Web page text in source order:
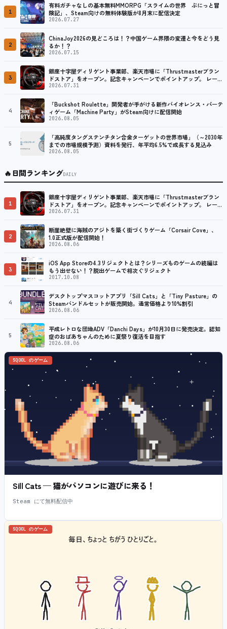
1
有料ガチャなしの基本無料MMORPG「スライムの世界 ぷにっと冒
険記」、Steam向けの無料体験版が8月末に配信決定
2026.07.27
2
ChinaJoy2026の見どころは！？中国ゲーム界隈の変遷と今をどう見
るか！？
2026.07.15
3
銀座十字屋ディリゲント事業部、楽天市場に「Thrustmasterブラン
ドストア」をオープン。記念キャンペーンでポイントアップ。 レーシ
ング／フライトシム向けコントローラーを中心に、幅広くラインナッ
2026.07.31
4
「Buckshot Roulette」開発者が手がける新作バイオレンス・パーテ
ィゲーム「Machine Party」がSteam向けに配信開始
2026.08.05
5
「高純度タングステンチタン合金ターゲットの世界市場」（～2030年
までの市場規模予測）資料を発行、年平均6.5%で成長する見込み
2026.08.05
🔥日間ランキングDAILY
1
銀座十字屋ディリゲント事業部、楽天市場に「Thrustmasterブラン
ドストア」をオープン。記念キャンペーンでポイントアップ。 レーシ
ング／フライトシム向けコントローラーを中心に、幅広くラインナッ
2026.07.31
2
断崖絶壁に海賊のアジトを築く街づくりゲーム「Corsair Cove」、
1.0正式版が配信開始！
2026.08.06
3
iOS App Storeの4.3リジェクトとは？シリーズものゲームの続編は
もう出せない！？脱出ゲームで相次ぐリジェクト
2017.10.08
4
デスクトップマスコットアプリ「Sill Cats」と「Tiny Pasture」の
Steamバンドルセットが販売開始。通常価格より10%割引
2026.08.06
5
平成レトロな団地ADV「Danchi Days」が10月30日に発売決定。認知
症のおばあちゃんのために夏祭り復活を目指す
2026.08.06
SQOOL のゲーム
Sill Cats — 猫がパソコンに遊びに来る！
Steam にて無料配信中
SQOOL のゲーム